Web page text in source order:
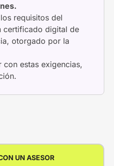
requisitos del
certificado digital de
otorgado por la
con estas exigencias,
UN ASESOR